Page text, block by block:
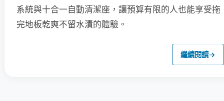
系統與十合一自動清潔座，讓預算有限的人也能享受拖
完地板乾爽不留水漬的體驗。
繼續閱讀→